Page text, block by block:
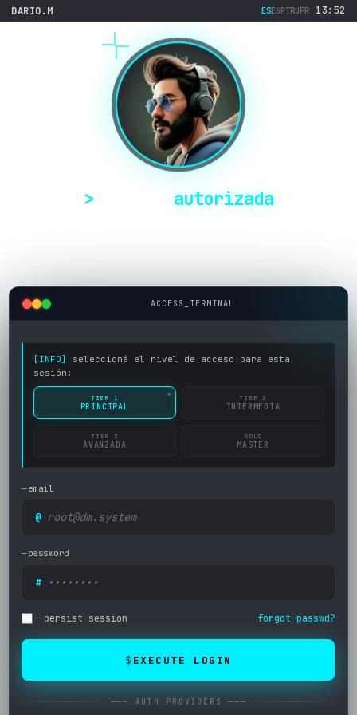
DARIO.M ESENPTRUFR 13:52
autorizada
ACCESS_TERMINAL
[INFO]
seleccioná el nivel de acceso para esta
sesión:
TIER 1
PRINCIPAL
TIER 2
INTERMEDIA
TIER 3
AVANZADA
GOLD
MASTER
email
@
password
#
--persist-session forgot-passwd?
EXECUTE LOGIN
─── AUTH PROVIDERS ───